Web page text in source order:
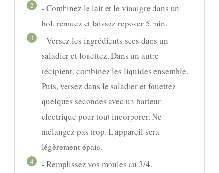
2
- Combinez le lait et le vinaigre dans un
bol, remuez et laissez reposer 5 min.
3
- Versez les ingrédients secs dans un
saladier et fouettez. Dans un autre
récipient, combinez les liquides ensemble.
Puis, versez dans le saladier et fouettez
quelques secondes avec un batteur
électrique pour tout incorporer. Ne
mélangez pas trop. L'appareil sera
légèrement épais.
4 - Remplissez vos moules au 3/4.